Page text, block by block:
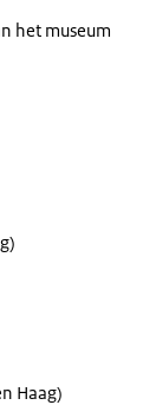
het museum
Haag)